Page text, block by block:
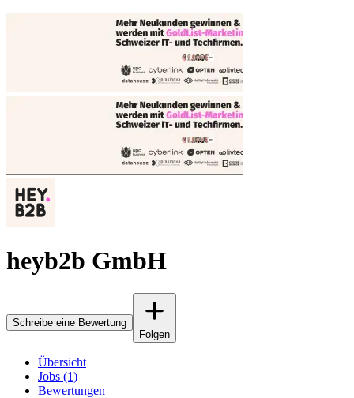
heyb2b GmbH
Schreibe eine Bewertung
Folgen
Übersicht
Jobs (1)
Bewertungen